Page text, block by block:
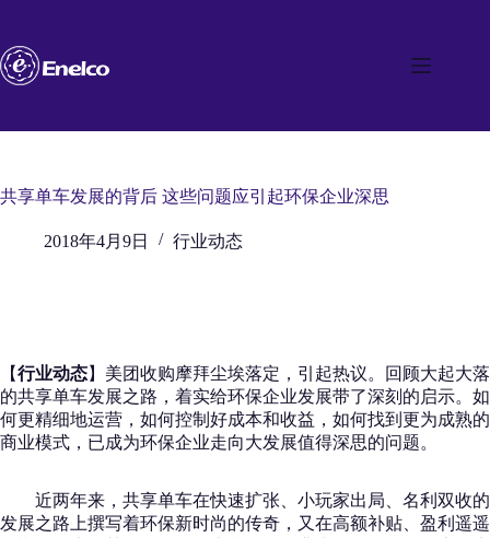
内
容
共享单车发展的背后 这些问题应引起环保企业深思
2018年4月9日 行业动态
【行业动态】美团收购摩拜尘埃落定，引起热议。回顾大起大落
的共享单车发展之路，着实给环保企业发展带了深刻的启示。如
何更精细地运营，如何控制好成本和收益，如何找到更为成熟的
商业模式，已成为环保企业走向大发展值得深思的问题。
近两年来，共享单车在快速扩张、小玩家出局、名利双收的
发展之路上撰写着环保新时尚的传奇，又在高额补贴、盈利遥遥